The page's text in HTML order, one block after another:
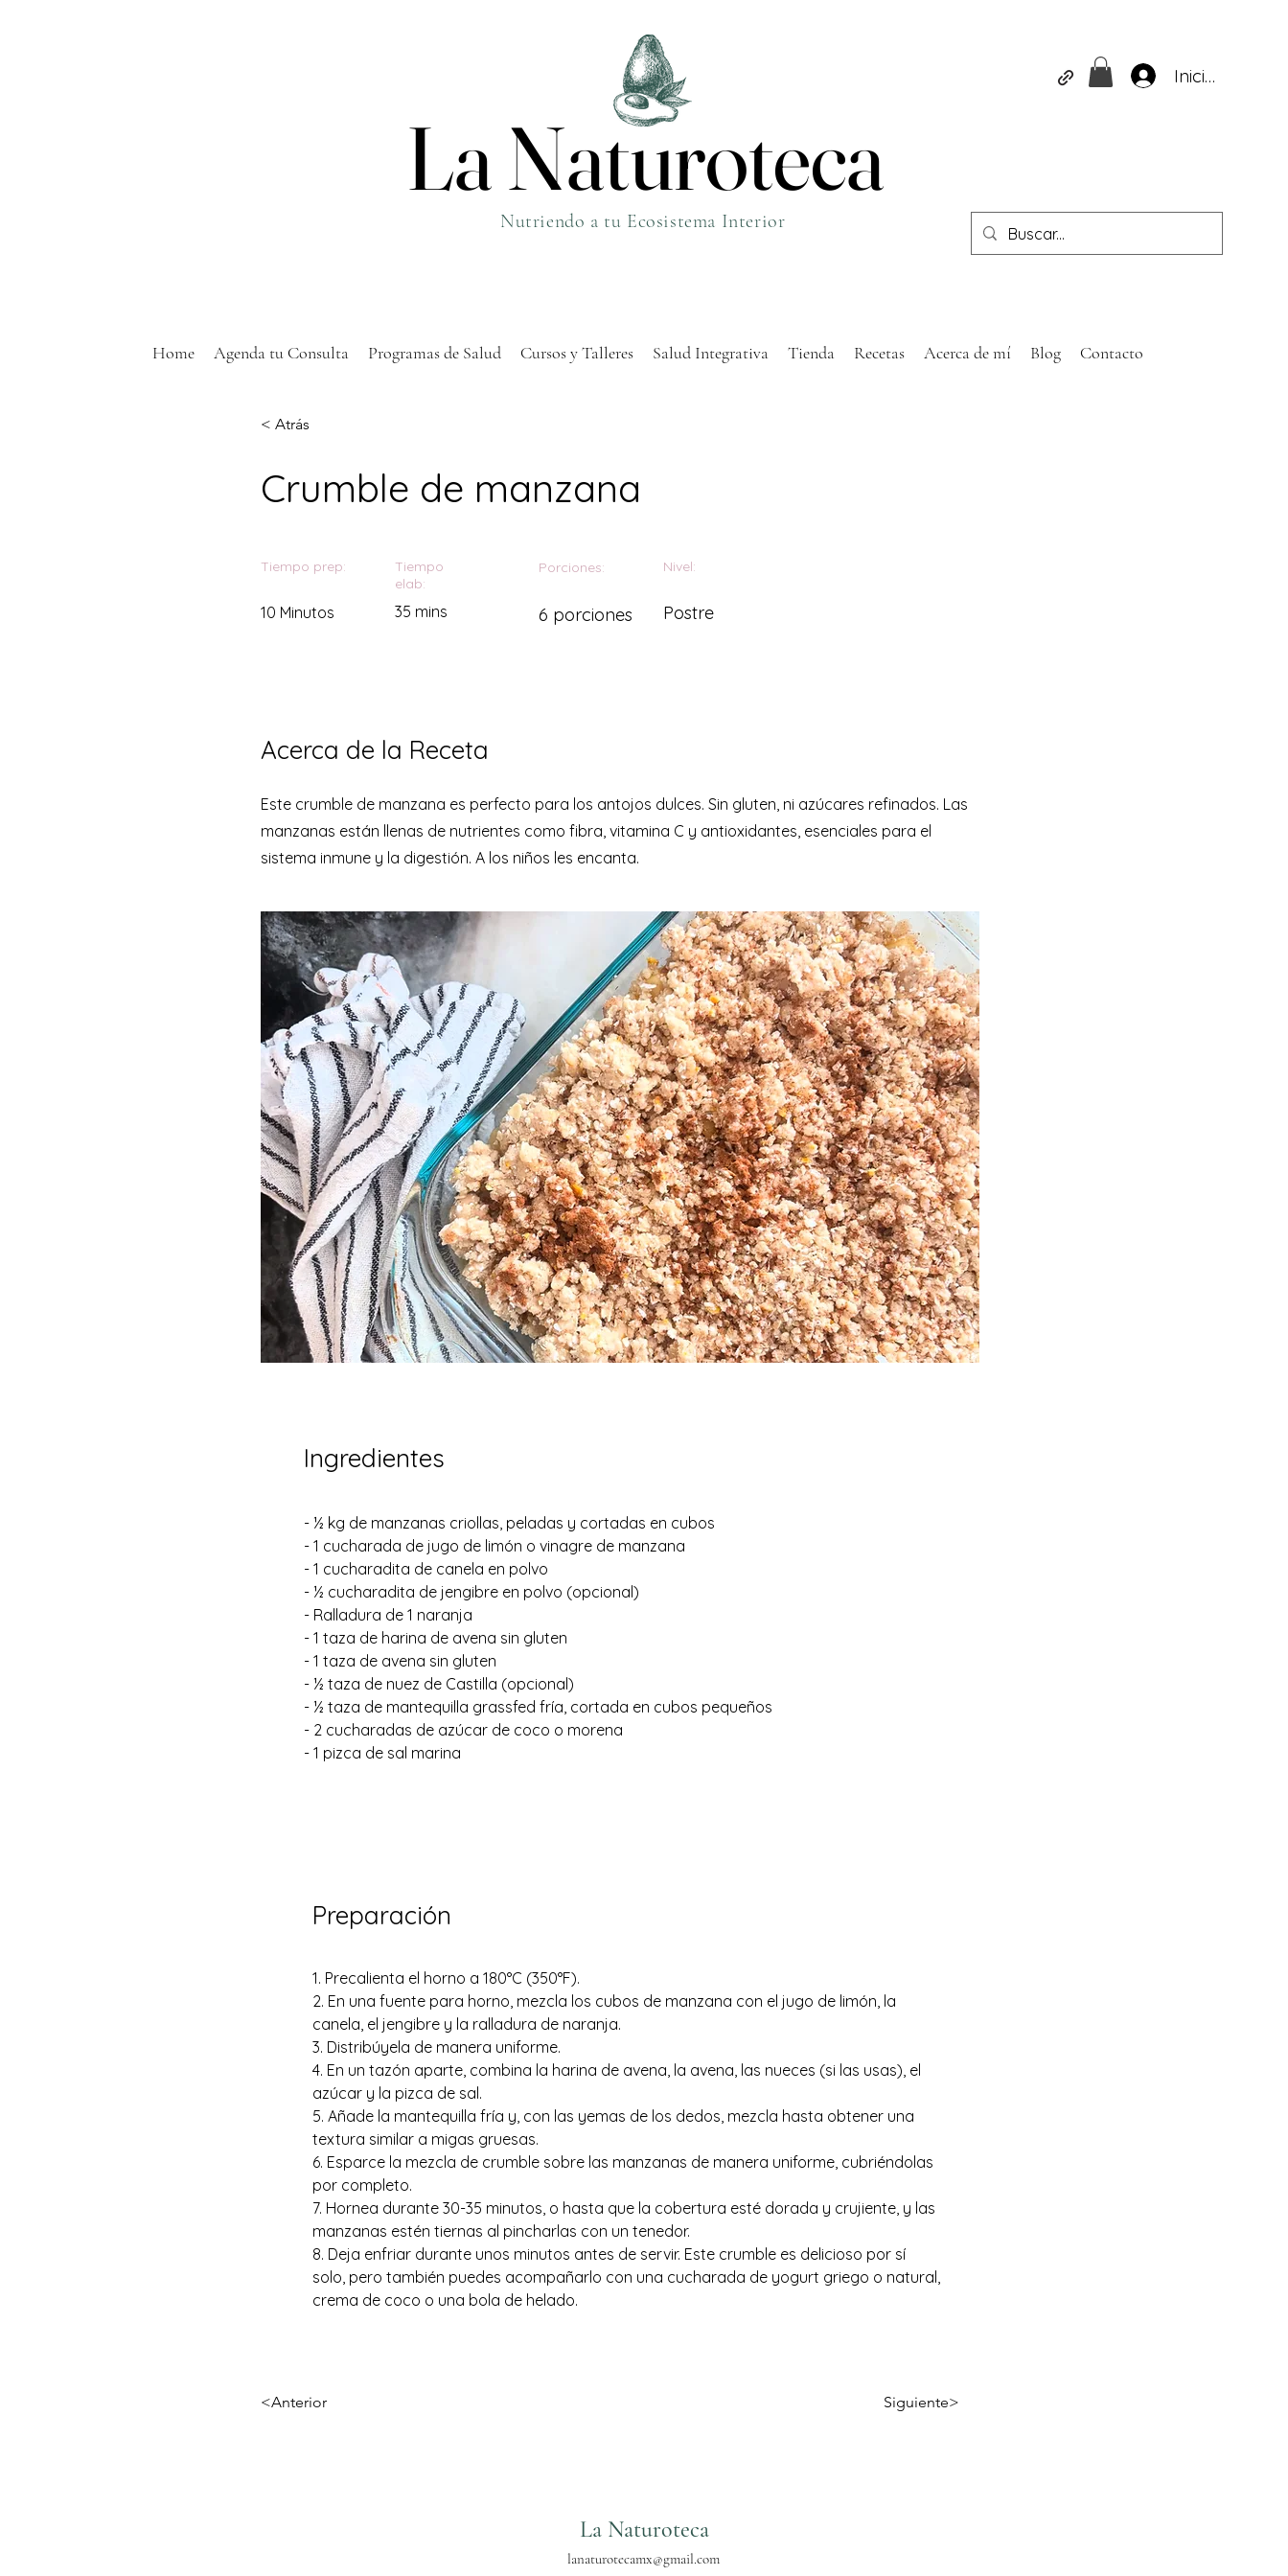
Nutriendo a tu Ecosistema Interior
La Naturoteca
La Naturoteca
Iniciar sesión
Home Agenda tu Consulta Programas de Salud Cursos y Talleres Salud Integrativa Tienda Recetas Acerca de mí Blog Contacto
< Atrás
Crumble de manzana
Tiempo prep:
10 Minutos
Tiempo
elab:
35 mins
Porciones:
6 porciones
Nivel:
Postre
Acerca de la Receta
Este crumble de manzana es perfecto para los antojos dulces. Sin gluten, ni azúcares refinados. Las
manzanas están llenas de nutrientes como fibra, vitamina C y antioxidantes, esenciales para el
sistema inmune y la digestión. A los niños les encanta.
Ingredientes
- ½ kg de manzanas criollas, peladas y cortadas en cubos
- 1 cucharada de jugo de limón o vinagre de manzana
- 1 cucharadita de canela en polvo
- ½ cucharadita de jengibre en polvo (opcional)
- Ralladura de 1 naranja
- 1 taza de harina de avena sin gluten
- 1 taza de avena sin gluten
- ½ taza de nuez de Castilla (opcional)
- ½ taza de mantequilla grassfed fría, cortada en cubos pequeños
- 2 cucharadas de azúcar de coco o morena
- 1 pizca de sal marina
Preparación
1. Precalienta el horno a 180°C (350°F).
2. En una fuente para horno, mezcla los cubos de manzana con el jugo de limón, la
canela, el jengibre y la ralladura de naranja.
3. Distribúyela de manera uniforme.
4. En un tazón aparte, combina la harina de avena, la avena, las nueces (si las usas), el
azúcar y la pizca de sal.
5. Añade la mantequilla fría y, con las yemas de los dedos, mezcla hasta obtener una
textura similar a migas gruesas.
6. Esparce la mezcla de crumble sobre las manzanas de manera uniforme, cubriéndolas
por completo.
7. Hornea durante 30-35 minutos, o hasta que la cobertura esté dorada y crujiente, y las
manzanas estén tiernas al pincharlas con un tenedor.
8. Deja enfriar durante unos minutos antes de servir. Este crumble es delicioso por sí
solo, pero también puedes acompañarlo con una cucharada de yogurt griego o natural,
crema de coco o una bola de helado.
<Anterior Siguiente>
La Naturoteca
lanaturotecamx@gmail.com